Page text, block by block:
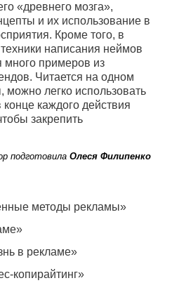
«древнего мозга»,
и их использование в
Кроме того, в
написания неймов
много примеров из
Читается на одном
можно легко использовать
конце каждого действия
закрепить
подготовила Олеся Филипенко
методы рекламы»
в рекламе»
копирайтинг»